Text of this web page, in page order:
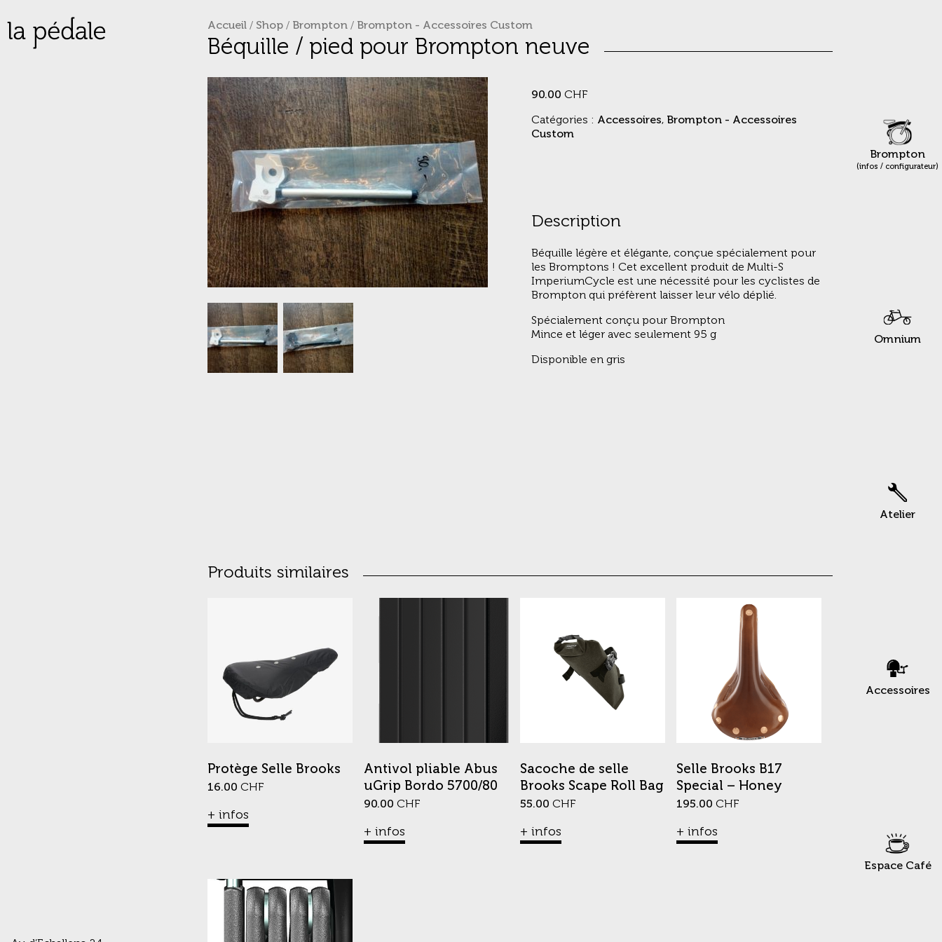
Skip
Brompton
(infos / configurateur)
Omnium
Atelier
Accessoires
Espace Café
Accueil / Shop / Brompton / Brompton - Accessoires Custom
Béquille / pied pour Brompton neuve
90.00 CHF
Catégories : Accessoires, Brompton - Accessoires
Custom
Description
Béquille légère et élégante, conçue spécialement pour
les Bromptons ! Cet excellent produit de Multi-S
ImperiumCycle est une nécessité pour les cyclistes de
Brompton qui préfèrent laisser leur vélo déplié.
Spécialement conçu pour Brompton
Mince et léger avec seulement 95 g
Disponible en gris
Produits similaires
Protège Selle Brooks
16.00 CHF
+ infos
Antivol pliable Abus
uGrip Bordo 5700/80
90.00 CHF
+ infos
Sacoche de selle
Brooks Scape Roll Bag
55.00 CHF
+ infos
Selle Brooks B17
Special – Honey
195.00 CHF
+ infos